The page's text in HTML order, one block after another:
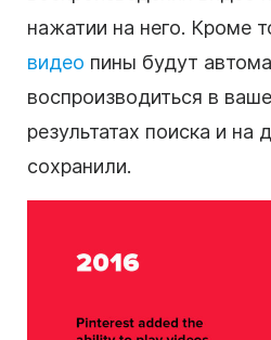
нажатии на него. Кроме
видео пины будут
воспроизводиться в
результатах поиска и на
сохранили.